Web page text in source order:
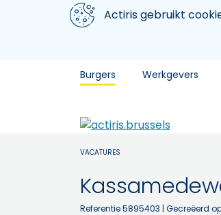
Aller au contenu principal
We gebruiken cookiesActiris gebruikt
Burgers Werkgevers
VACATURES
Referentie 5895403 | Gecreëerd